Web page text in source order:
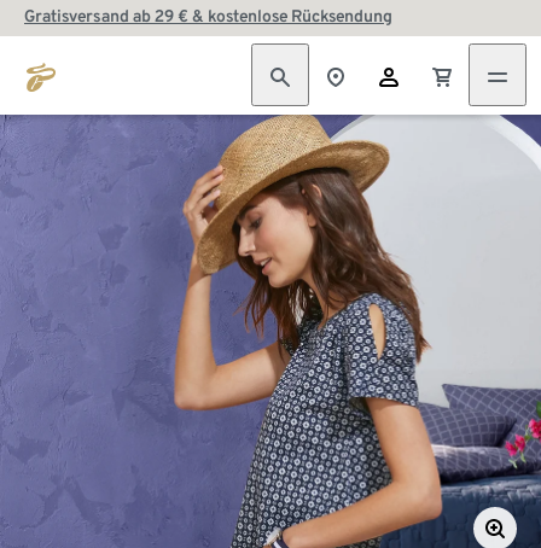
Gratisversand ab 29 € & kostenlose Rücksendung